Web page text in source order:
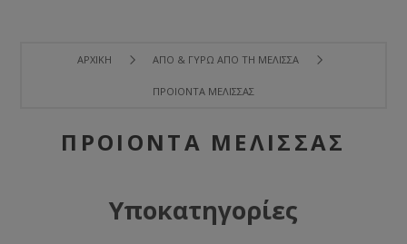
ΑΡΧΙΚΉ ΑΠΌ & ΓΎΡΩ ΑΠΌ ΤΗ ΜΈΛΙΣΣΑ
ΠΡΟΙΌΝΤΑ ΜΈΛΙΣΣΑΣ
ΠΡΟΙΌΝΤΑ ΜΈΛΙΣΣΑΣ
Υποκατηγορίες